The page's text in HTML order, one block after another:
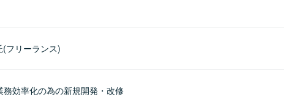
(フリーランス)
務効率化の為の新規開発・改修